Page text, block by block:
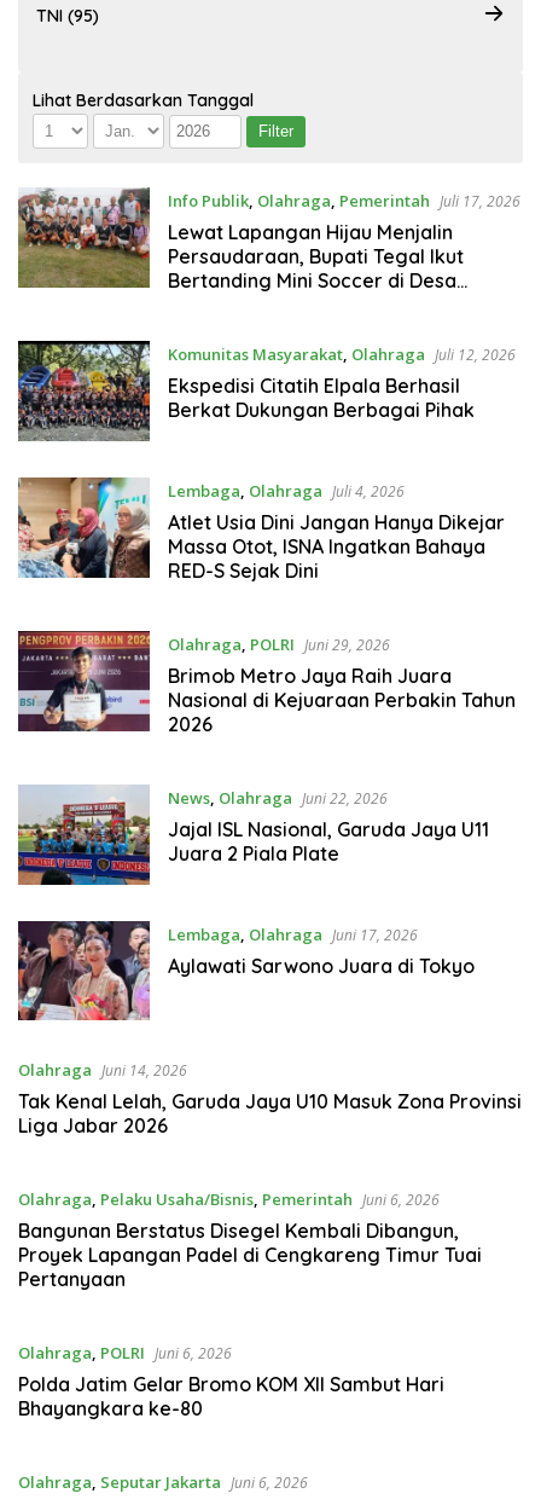
TNI (95)
Lihat Berdasarkan Tanggal
Info Publik, Olahraga, Pemerintah Juli 17, 2026
Lewat Lapangan Hijau Menjalin
Persaudaraan, Bupati Tegal Ikut
Bertanding Mini Soccer di Desa
Komunitas Masyarakat, Olahraga Juli 12, 2026
Ekspedisi Citatih Elpala Berhasil
Berkat Dukungan Berbagai Pihak
Lembaga, Olahraga Juli 4, 2026
Atlet Usia Dini Jangan Hanya Dikejar
Massa Otot, ISNA Ingatkan Bahaya
RED-S Sejak Dini
Olahraga, POLRI Juni 29, 2026
Brimob Metro Jaya Raih Juara
Nasional di Kejuaraan Perbakin Tahun
2026
News, Olahraga Juni 22, 2026
Jajal ISL Nasional, Garuda Jaya U11
Juara 2 Piala Plate
Lembaga Olahraga Juni 17, 2026
Aylawati Sarwono Juara di Tokyo
Olahraga Juni 14, 2026
Tak Kenal Lelah, Garuda Jaya U10 Masuk Zona Provinsi
Liga Jabar 2026
Olahraga, Pelaku Usaha/Bisnis, Pemerintah Juni 6, 2026
Bangunan Berstatus Disegel Kembali Dibangun,
Proyek Lapangan Padel di Cengkareng Timur Tuai
Pertanyaan
Olahraga, POLRI Juni 6, 2026
Polda Jatim Gelar Bromo KOM XII Sambut Hari
Bhayangkara ke-80
Olahraga, Seputar Jakarta Juni 6, 2026